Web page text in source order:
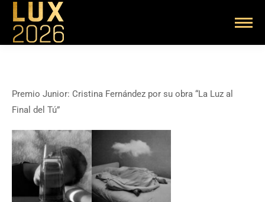
Premio Junior: Cristina Fernández por su obra “La Luz al
Final del Tú”